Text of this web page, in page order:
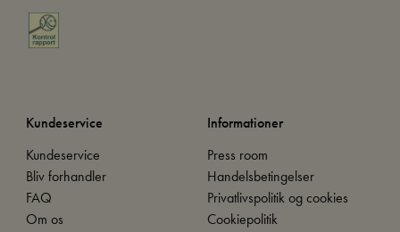
Kundeservice
Kundeservice
Bliv forhandler
FAQ
Om os
Informationer
Press room
Handelsbetingelser
Privatlivspolitik og cookies
Cookiepolitik